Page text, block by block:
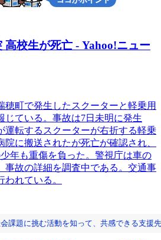
高校生が死亡 - Yahoo!ニュー
穂町で発生したスクーターと軽乗用
じている。事故は7日未明に発生
運転するスクーターが右折する軽乗
院に搬送されたが死亡が確認され、
年も重傷を負った。警視庁は車の
事故の詳細を調査中である。交通事
れている。